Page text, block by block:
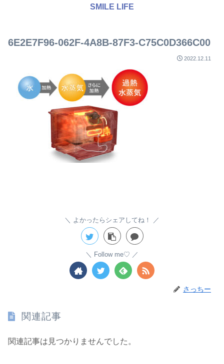
SMILE LIFE
6E2E7F96-062F-4A8B-87F3-C75C0D366C00
2022.12.11
よかったらシェアしてね！
Follow me♡
さっちー
関連記事
関連記事は見つかりませんでした。